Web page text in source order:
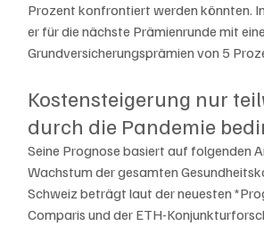
Prozent konfrontiert werden könnten.
er für die nächste Prämienrunde mit
Grundversicherungsprämien von 5
Kostensteigerung nur
durch die Pandemie
Seine Prognose basiert auf folgenden
Wachstum der gesamten
Schweiz beträgt laut der neuesten
Comparis und der ETH-